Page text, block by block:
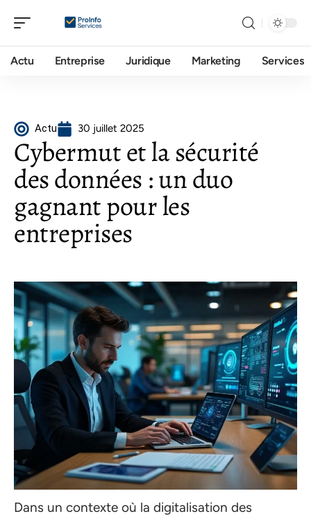
Actu Entreprise Juridique Marketing Services
Actu 30 juillet 2025
Cybermut et la sécurité
des données : un duo
gagnant pour les
entreprises
Dans un contexte où la digitalisation des